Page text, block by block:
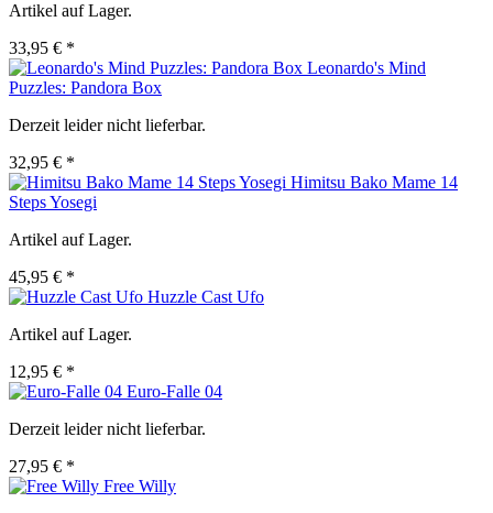
Artikel auf Lager.
33,95 € *
Leonardo's Mind
Puzzles: Pandora Box
Derzeit leider nicht lieferbar.
32,95 € *
Himitsu Bako Mame 14
Steps Yosegi
Artikel auf Lager.
45,95 € *
Huzzle Cast Ufo
Artikel auf Lager.
12,95 € *
Euro-Falle 04
Derzeit leider nicht lieferbar.
27,95 € *
Free Willy